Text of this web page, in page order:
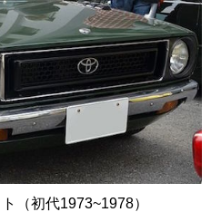
（初代1973~1978）